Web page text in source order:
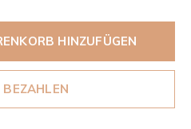
HINZUFÜGEN
BEZAHLEN